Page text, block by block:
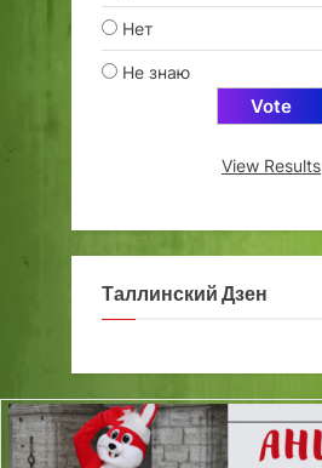
Нет
Не знаю
View Results
Таллинский Дзен